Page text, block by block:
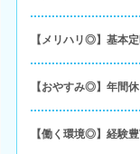
【メリハリ◎】基本
【おやすみ◎】年間
【働く環境◎】経験